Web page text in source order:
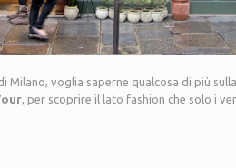
Milano, voglia saperne qualcosa di più
, per scoprire il lato fashion che solo i